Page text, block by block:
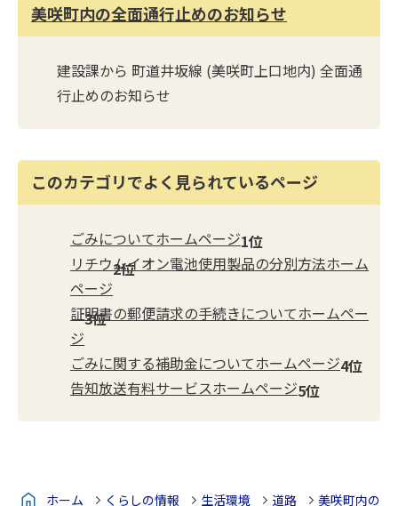
美咲町内の全面通行止めのお知らせ
建設課から 町道井坂線 (美咲町上口地内) 全面通
行止めのお知らせ
このカテゴリでよく見られているページ
ごみについてホームページ
リチウムイオン電池使用製品の分別方法ホーム
ページ
証明書の郵便請求の手続きについてホームペー
ジ
ごみに関する補助金についてホームページ
告知放送有料サービスホームページ
ホーム くらしの情報 生活環境 道路
美咲町内の